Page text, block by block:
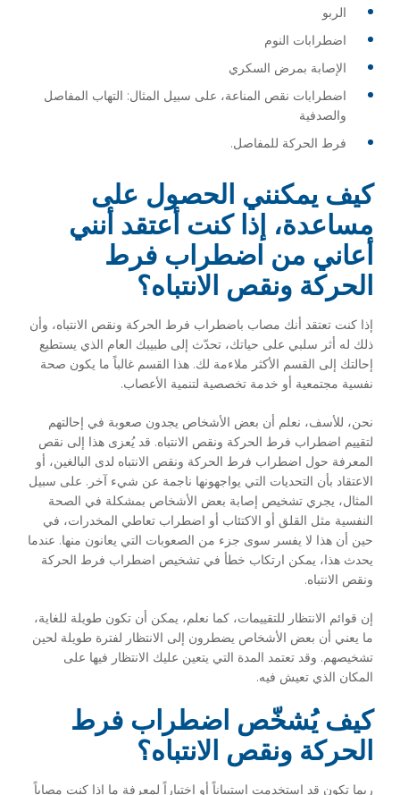
الربو
اضطرابات النوم
الإصابة بمرض السكري
اضطرابات نقص المناعة، على سبيل المثال: التهاب المفاصل
والصدفية
فرط الحركة للمفاصل.
كيف يمكنني الحصول على
مساعدة، إذا كنت أعتقد أنني
أعاني من اضطراب فرط
الحركة ونقص الانتباه؟
إذا كنت تعتقد أنك مصاب باضطراب فرط الحركة ونقص الانتباه، وأن
ذلك له أثر سلبي على حياتك، تحدّث إلى طبيبك العام الذي يستطيع
إحالتك إلى القسم الأكثر ملاءمة لك. هذا القسم غالباً ما يكون صحة
نفسية مجتمعية أو خدمة تخصصية لتنمية الأعصاب.
نحن، للأسف، نعلم أن بعض الأشخاص يجدون صعوبة في إحالتهم
لتقييم اضطراب فرط الحركة ونقص الانتباه. قد يُعزى هذا إلى نقص
المعرفة حول اضطراب فرط الحركة ونقص الانتباه لدى البالغين، أو
الاعتقاد بأن التحديات التي يواجهونها ناجمة عن شيء آخر. على سبيل
المثال، يجري تشخيص إصابة بعض الأشخاص بمشكلة في الصحة
النفسية مثل القلق أو الاكتئاب أو اضطراب تعاطي المخدرات، في
حين أن هذا لا يفسر سوى جزء من الصعوبات التي يعانون منها. عندما
يحدث هذا، يمكن ارتكاب خطأ في تشخيص اضطراب فرط الحركة
ونقص الانتباه.
إن قوائم الانتظار للتقييمات، كما نعلم، يمكن أن تكون طويلة للغاية،
ما يعني أن بعض الأشخاص يضطرون إلى الانتظار لفترة طويلة لحين
تشخيصهم. وقد تعتمد المدة التي يتعين عليك الانتظار فيها على
المكان الذي تعيش فيه.
كيف يُشخّص اضطراب فرط
الحركة ونقص الانتباه؟
ربما تكون قد استخدمت استبياناً أو اختباراً لمعرفة ما إذا كنت مصاباً